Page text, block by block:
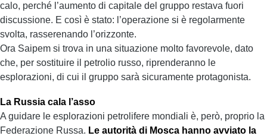
calo, perché l’aumento di capitale del gruppo restava fuori
discussione. E così è stato: l’operazione si è regolarmente
svolta, rasserenando l’orizzonte.
Ora Saipem si trova in una situazione molto favorevole, dato
che, per sostituire il petrolio russo, riprenderanno le
esplorazioni, di cui il gruppo sarà sicuramente protagonista.
La Russia cala l’asso
A guidare le esplorazioni petrolifere mondiali è, però, proprio la
Federazione Russa. Le autorità di Mosca hanno avviato la